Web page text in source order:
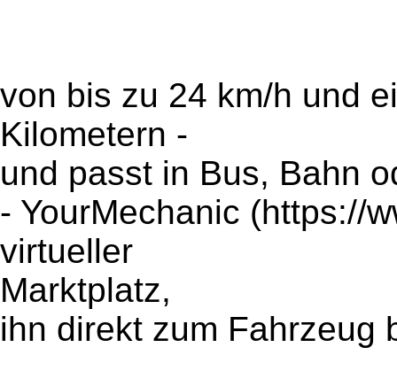
von bis zu 24 km/h und
Kilometern -
und passt in Bus, Bahn
- YourMechanic (https://
virtueller
Marktplatz,
ihn direkt zum Fahrzeug